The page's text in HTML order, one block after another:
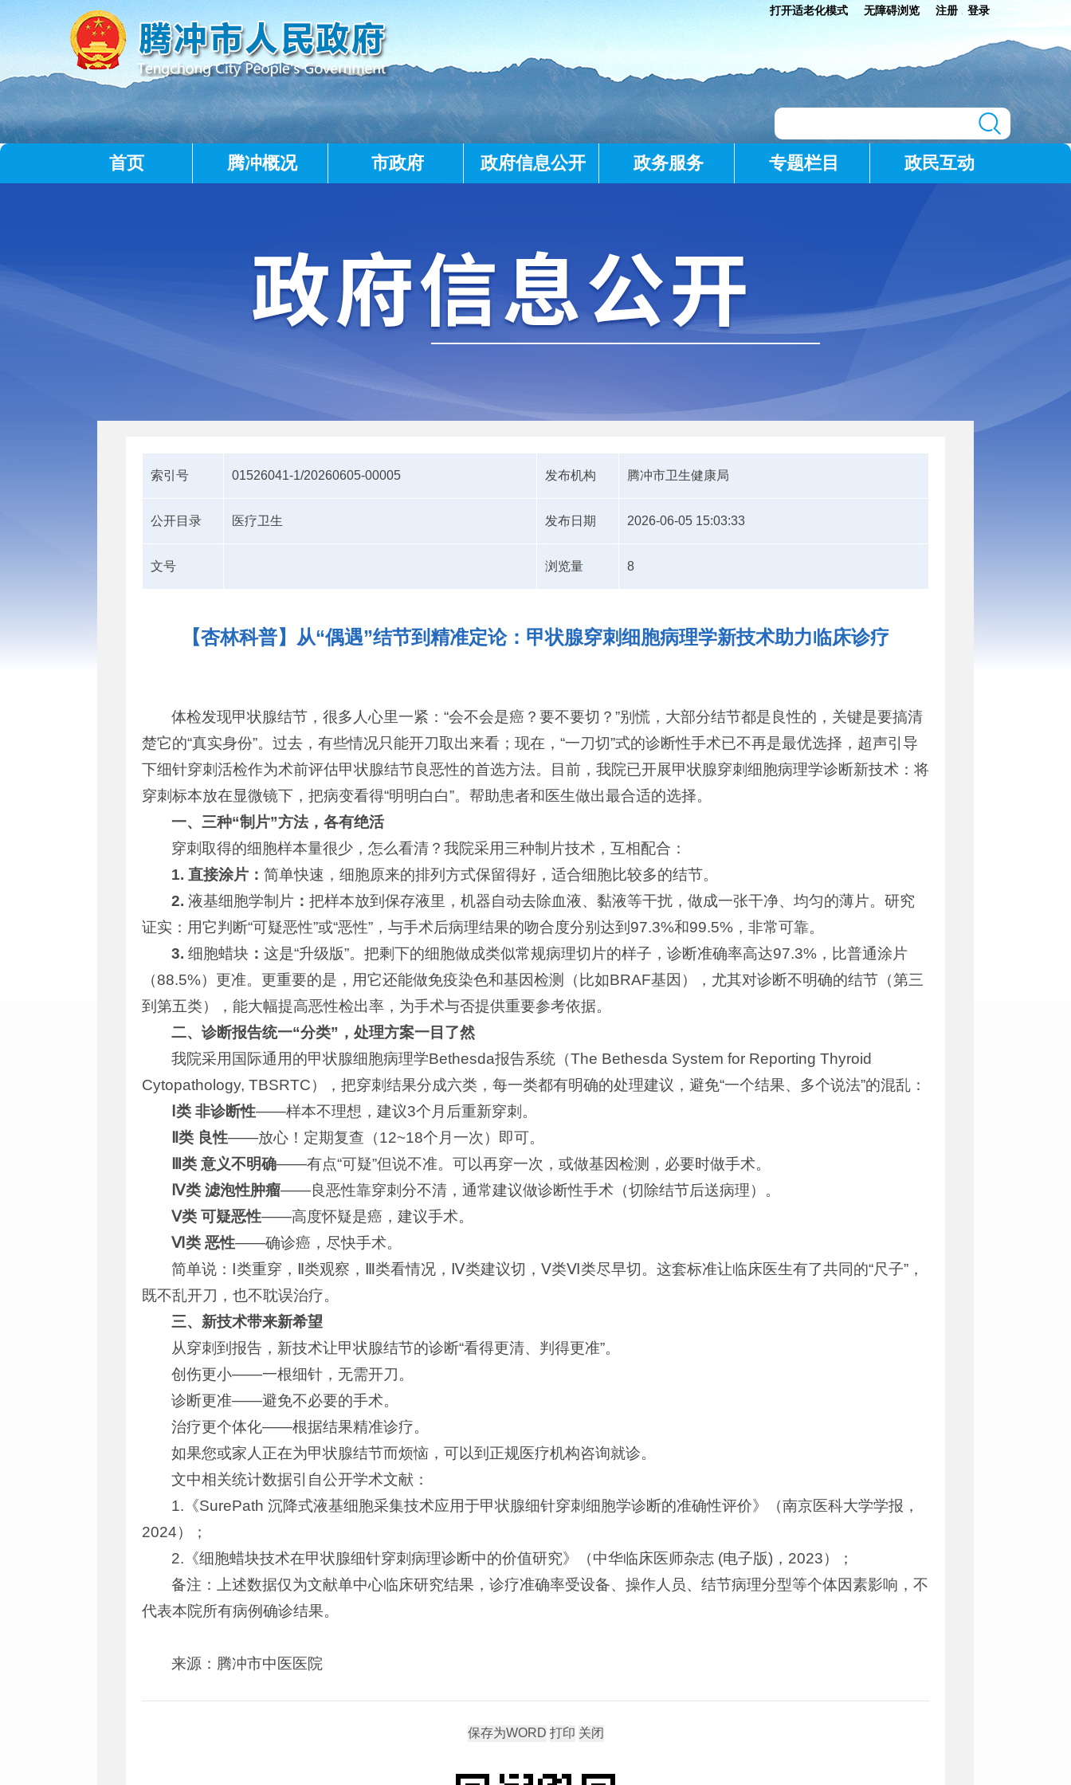
打开适老化模式 无障碍浏览 注册 登录
首页 腾冲概况 市政府 政府信息公开 政务服务 专题栏目 政民互动
索引号 01526041-1/20260605-00005 发布机构 腾冲市卫生健康局
公开目录 医疗卫生 发布日期 2026-06-05 15:03:33
文号 浏览量 8
【杏林科普】从“偶遇”结节到精准定论：甲状腺穿刺细胞病理学新技术助力临床诊疗
体检发现甲状腺结节，很多人心里一紧：“会不会是癌？要不要切？”别慌，大部分结节都是良性的，关键是要搞清
楚它的“真实身份”。过去，有些情况只能开刀取出来看；现在，“一刀切”式的诊断性手术已不再是最优选择，超声引导
下细针穿刺活检作为术前评估甲状腺结节良恶性的首选方法。目前，我院已开展甲状腺穿刺细胞病理学诊断新技术：将
穿刺标本放在显微镜下，把病变看得“明明白白”。帮助患者和医生做出最合适的选择。
一、三种“制片”方法，各有绝活
穿刺取得的细胞样本量很少，怎么看清？我院采用三种制片技术，互相配合：
1. 直接涂片：简单快速，细胞原来的排列方式保留得好，适合细胞比较多的结节。
2.液基细胞学制片 ：把样本放到保存液里，机器自动去除血液、黏液等干扰，做成一张干净、均匀的薄片。研究
证实：用它判断“可疑恶性”或“恶性”，与手术后病理结果的吻合度分别达到97.3%和99.5%，非常可靠。
3.细胞蜡块 ：这是“升级版”。把剩下的细胞做成类似常规病理切片的样子，诊断准确率高达97.3%，比普通涂片
（88.5%）更准。更重要的是，用它还能做免疫染色和基因检测（比如BRAF基因），尤其对诊断不明确的结节（第三
到第五类），能大幅提高恶性检出率，为手术与否提供重要参考依据。
二、诊断报告统一“分类”，处理方案一目了然
我院采用国际通用的甲状腺细胞病理学Bethesda报告系统（The Bethesda System for Reporting Thyroid
Cytopathology, TBSRTC），把穿刺结果分成六类，每一类都有明确的处理建议，避免“一个结果、多个说法”的混乱：
Ⅰ类 非诊断性——样本不理想，建议3个月后重新穿刺。
Ⅱ类 良性——放心！定期复查（12~18个月一次）即可。
Ⅲ类 意义不明确——有点“可疑”但说不准。可以再穿一次，或做基因检测，必要时做手术。
Ⅳ类 滤泡性肿瘤——良恶性靠穿刺分不清，通常建议做诊断性手术（切除结节后送病理）。
Ⅴ类 可疑恶性——高度怀疑是癌，建议手术。
Ⅵ类 恶性——确诊癌，尽快手术。
简单说：Ⅰ类重穿，Ⅱ类观察，Ⅲ类看情况，Ⅳ类建议切，Ⅴ类Ⅵ类尽早切。这套标准让临床医生有了共同的“尺子”，
既不乱开刀，也不耽误治疗。
三、新技术带来新希望
从穿刺到报告，新技术让甲状腺结节的诊断“看得更清、判得更准”。
创伤更小——一根细针，无需开刀。
诊断更准——避免不必要的手术。
治疗更个体化——根据结果精准诊疗。
如果您或家人正在为甲状腺结节而烦恼，可以到正规医疗机构咨询就诊。
文中相关统计数据引自公开学术文献：
1.《SurePath 沉降式液基细胞采集技术应用于甲状腺细针穿刺细胞学诊断的准确性评价》（南京医科大学学报，
2024）；
2.《细胞蜡块技术在甲状腺细针穿刺病理诊断中的价值研究》（中华临床医师杂志 (电子版)，2023）；
备注：上述数据仅为文献单中心临床研究结果，诊疗准确率受设备、操作人员、结节病理分型等个体因素影响，不
代表本院所有病例确诊结果。
来源：腾冲市中医医院